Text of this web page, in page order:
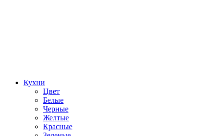
Кухни
Цвет
Белые
Черные
Желтые
Красные